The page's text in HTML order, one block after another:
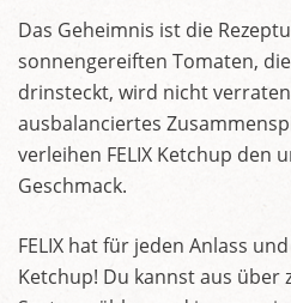
Das Geheimnis ist die
sonnengereiften Tomaten,
drinsteckt, wird nicht
ausbalanciertes
verleihen FELIX Ketchup den
Geschmack.
FELIX hat für jeden Anlass
Ketchup! Du kannst aus über